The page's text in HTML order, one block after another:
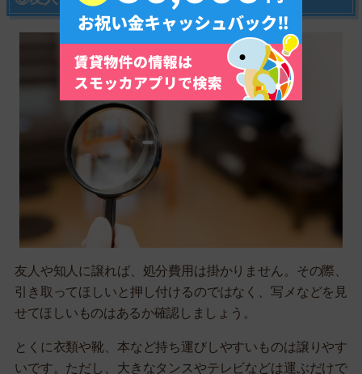
友人や知人に譲れば、処分費用は掛かりません。その際、
引き取ってほしいと押し付けるのではなく、写メなどを見
せてほしいものはあるか確認しましょう。
とくに衣類や靴、本など持ち運びしやすいものは譲りやす
いです。ただし、大きなタンスやテレビなどは運ぶだけで